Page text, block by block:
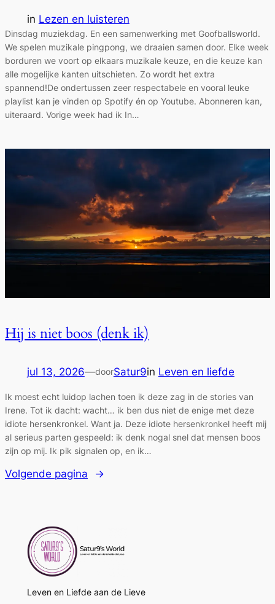
in Lezen en luisteren
Dinsdag muziekdag. En een samenwerking met Goofballsworld.
We spelen muzikale pingpong, we draaien samen door. Elke week
borduren we voort op elkaars muzikale keuze, en die keuze kan
alle mogelijke kanten uitschieten. Zo wordt het extra
spannend!De ondertussen zeer respectabele en vooral leuke
playlist kan je vinden op Spotify én op Youtube. Abonneren kan,
uiteraard. Vorige week had ik In…
Hij is niet boos (denk ik)
jul 13, 2026—doorSatur9in Leven en liefde
Ik moest echt luidop lachen toen ik deze zag in de stories van
Irene. Tot ik dacht: wacht… ik ben dus niet de enige met deze
idiote hersenkronkel. Want ja. Deze idiote hersenkronkel heeft mij
al serieus parten gespeeld: ik denk nogal snel dat mensen boos
zijn op mij. Ik pik signalen op, en ik…
Volgende pagina →
Leven en Liefde aan de Lieve